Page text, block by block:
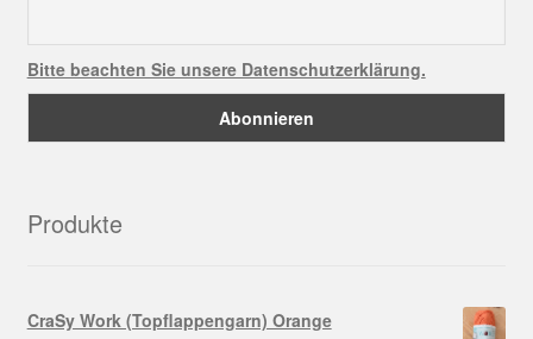
Bitte beachten Sie unsere Datenschutzerklärung.
Produkte
CraSy Work (Topflappengarn) Orange